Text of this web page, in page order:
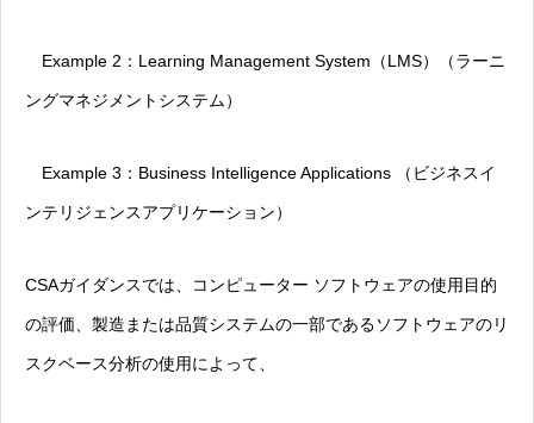
Example 2：Learning Management System（LMS）（ラーニ
ングマネジメントシステム）
Example 3：Business Intelligence Applications （ビジネスイ
ンテリジェンスアプリケーション）
CSAガイダンスでは、コンピューター ソフトウェアの使用目的
の評価、製造または品質システムの一部であるソフトウェアのリ
スクベース分析の使用によって、